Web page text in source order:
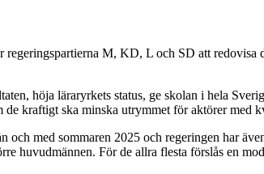
M, KD, L och SD att redovisa
höja läraryrkets status, ge skolan i hela
kraftigt ska minska utrymmet för aktörer med
med sommaren 2025 och regeringen har
huvudmännen. För de allra flesta förslås en